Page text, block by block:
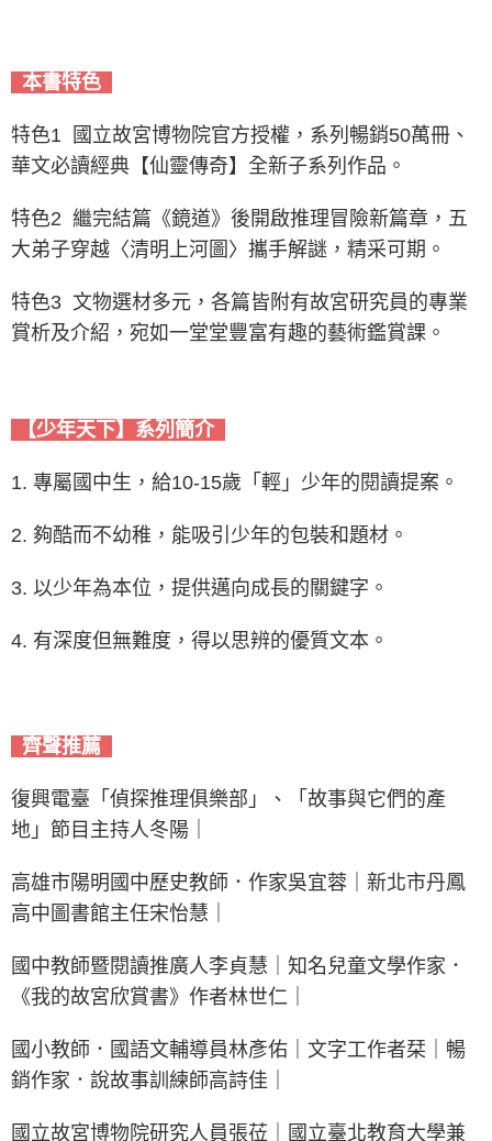
本書特色
特色1 國立故宮博物院官方授權，系列暢銷50萬冊、
華文必讀經典【仙靈傳奇】全新子系列作品。
特色2 繼完結篇《鏡道》後開啟推理冒險新篇章，五
大弟子穿越〈清明上河圖〉攜手解謎，精采可期。
特色3 文物選材多元，各篇皆附有故宮研究員的專業
賞析及介紹，宛如一堂堂豐富有趣的藝術鑑賞課。
【少年天下】系列簡介
1. 專屬國中生，給10-15歲「輕」少年的閱讀提案。
2. 夠酷而不幼稚，能吸引少年的包裝和題材。
3. 以少年為本位，提供邁向成長的關鍵字。
4. 有深度但無難度，得以思辨的優質文本。
齊聲推薦
復興電臺「偵探推理俱樂部」、「故事與它們的產
地」節目主持人冬陽｜
高雄市陽明國中歷史教師．作家吳宜蓉｜新北市丹鳳
高中圖書館主任宋怡慧｜
國中教師暨閱讀推廣人李貞慧｜知名兒童文學作家．
《我的故宮欣賞書》作者林世仁｜
國小教師．國語文輔導員林彥佑｜文字工作者栞｜暢
銷作家．說故事訓練師高詩佳｜
國立故宮博物院研究人員張莅｜國立臺北教育大學兼